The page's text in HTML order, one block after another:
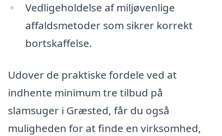
Vedligeholdelse af miljøvenlige
affaldsmetoder som sikrer korrekt
bortskaffelse.
Udover de praktiske fordele ved at
indhente minimum tre tilbud på
slamsuger i Græsted, får du også
muligheden for at finde en virksomhed,